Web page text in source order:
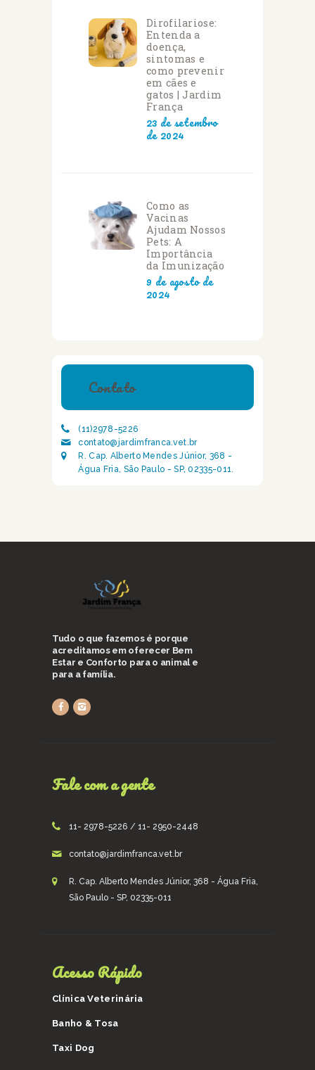
Dirofilariose:
Entenda a
doença,
sintomas e
como prevenir
em cães e
gatos | Jardim
França
23 de setembro
de 2024
Como as
Vacinas
Ajudam Nossos
Pets: A
Importância
da Imunização
9 de agosto de
2024
Contato
(11)2978-5226
contato@jardimfranca.vet.br
R. Cap. Alberto Mendes Júnior, 368 -
Água Fria, São Paulo - SP, 02335-011.
Tudo o que fazemos é porque
acreditamos em oferecer Bem
Estar e Conforto para o animal e
para a família.
Fale com a gente
11- 2978-5226 / 11- 2950-2448
contato@jardimfranca.vet.br
R. Cap. Alberto Mendes Júnior, 368 - Água Fria,
São Paulo - SP, 02335-011
Acesso Rápido
Clínica Veterinária
Banho & Tosa
Taxi Dog